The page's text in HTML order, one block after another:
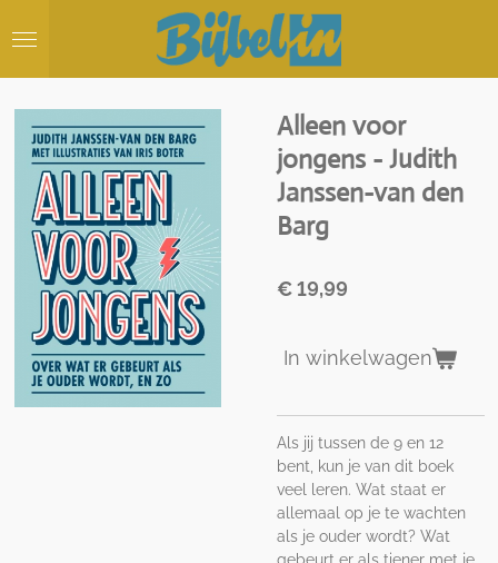
direct
hoofdinhoud
Alleen voor
jongens - Judith
Janssen-van den
Barg
€ 19,99
In winkelwagen
Als jij tussen de 9 en 12
bent, kun je van dit boek
veel leren. Wat staat er
allemaal op je te wachten
als je ouder wordt? Wat
gebeurt er als tiener met je